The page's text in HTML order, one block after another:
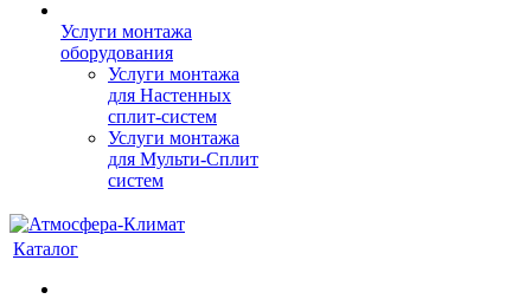
Услуги монтажа
оборудования
Услуги монтажа
для Настенных
сплит-систем
Услуги монтажа
для Мульти-Сплит
систем
Каталог